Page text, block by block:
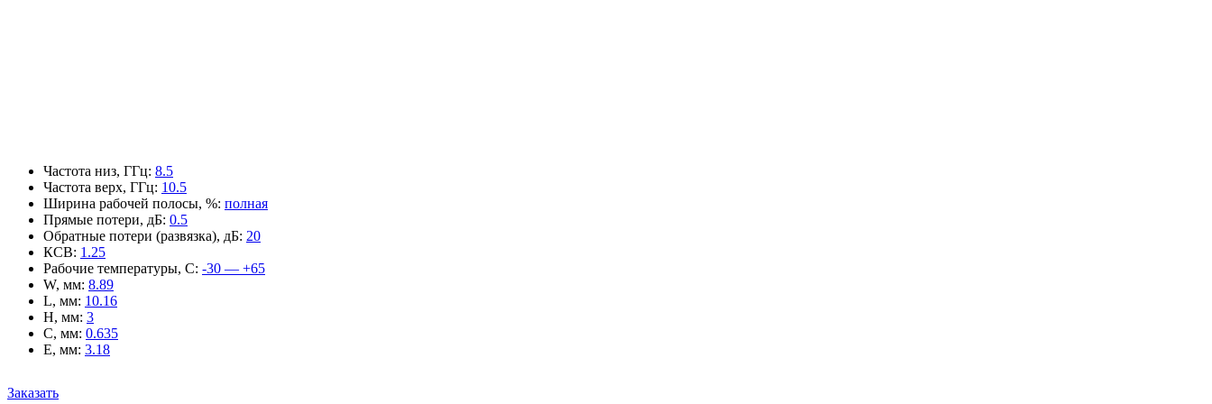
Частота низ, ГГц: 8.5
Частота верх, ГГц: 10.5
Ширина рабочей полосы, %: полная
Прямые потери, дБ: 0.5
Обратные потери (развязка), дБ: 20
КСВ: 1.25
Рабочие температуры, С: -30 — +65
W, мм: 8.89
L, мм: 10.16
H, мм: 3
C, мм: 0.635
E, мм: 3.18
Заказать